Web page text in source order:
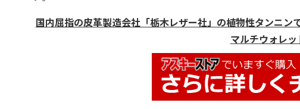
国内屈指の皮革製造会社「栃木レザー社」の植物性タンニ
マルチウォレ